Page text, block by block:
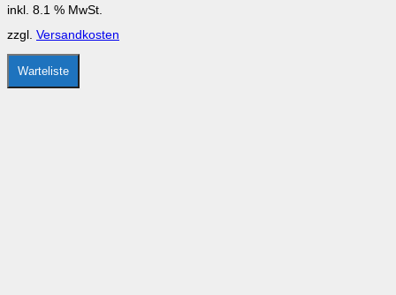
inkl. 8.1 % MwSt.
zzgl. Versandkosten
Warteliste